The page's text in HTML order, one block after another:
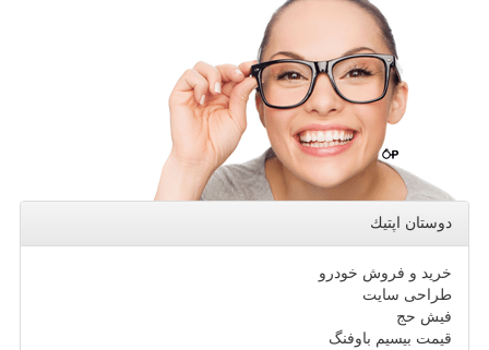
دوستان اپتیك
خرید و فروش خودرو
طراحی سایت
فیش حج
قیمت بیسیم باوفنگ